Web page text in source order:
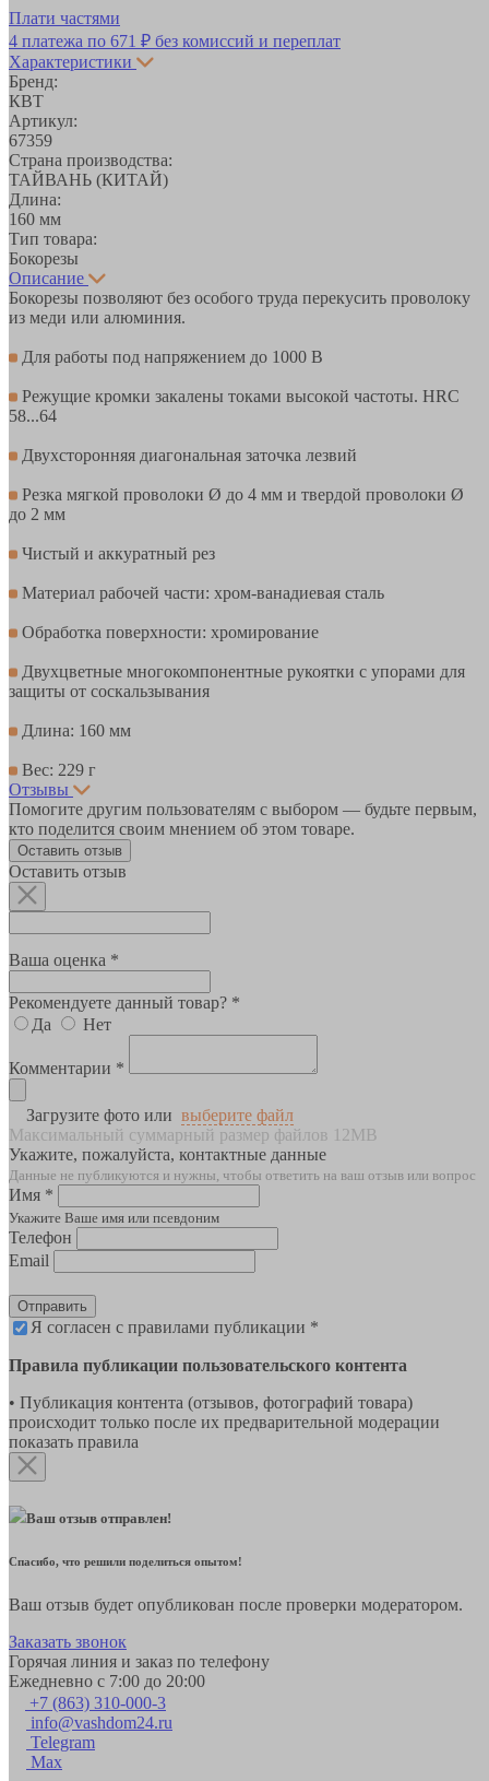
Плати частями
4 платежа по 671 ₽ без комиссий и переплат
Характеристики
Бренд:
КВТ
Артикул:
67359
Страна производства:
ТАЙВАНЬ (КИТАЙ)
Длина:
160 мм
Тип товара:
Бокорезы
Описание
Бокорезы позволяют без особого труда перекусить проволоку
из меди или алюминия.
Для работы под напряжением до 1000 В
Режущие кромки закалены токами высокой частоты. HRC
58...64
Двухсторонняя диагональная заточка лезвий
Резка мягкой проволоки Ø до 4 мм и твердой проволоки Ø
до 2 мм
Чистый и аккуратный рез
Материал рабочей части: хром-ванадиевая сталь
Обработка поверхности: хромирование
Двухцветные многокомпонентные рукоятки с упорами для
защиты от соскальзывания
Длина: 160 мм
Вес: 229 г
Отзывы
Помогите другим пользователям с выбором — будьте первым,
кто поделится своим мнением об этом товаре.
Оставить отзыв
Оставить отзыв
Ваша оценка *
Рекомендуете данный товар? *
Да
Нет
Комментарии *
Загрузите фото или выберите файл
Максимальный суммарный размер файлов 12MB
Укажите, пожалуйста, контактные данные
Данные не публикуются и нужны, чтобы ответить на ваш отзыв или вопрос
Имя *
Укажите Ваше имя или псевдоним
Телефон
Email
Отправить
Я согласен с правилами публикации *
Правила публикации пользовательского контента
• Публикация контента (отзывов, фотографий товара)
происходит только после их предварительной модерации
показать правила
Ваш отзыв отправлен!
Спасибо, что решили поделиться опытом!
Ваш отзыв будет опубликован после проверки модератором.
Заказать звонок
Горячая линия и заказ по телефону
Ежедневно с 7:00 до 20:00
+7 (863) 310-000-3
info@vashdom24.ru
Telegram
Max